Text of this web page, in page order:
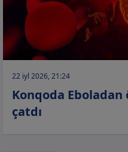
22 iyl 2026, 21:24
Konqoda Eboladan
çatdı